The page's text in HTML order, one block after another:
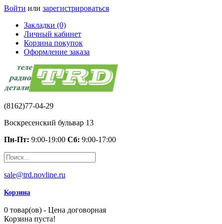
Войти или зарегистрироваться
Закладки (0)
Личный кабинет
Корзина покупок
Оформление заказа
(8162)77-04-29
Воскресенский бульвар 13
Пн-Пт: 9:00-19:00 Сб: 9:00-17:00
sale@trd.novline.ru
Корзина
0 товар(ов) - Цена договорная
Корзина пуста!